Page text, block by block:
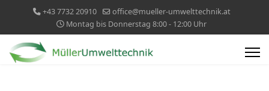
+43 7732 20910
office@mueller-umwelttechnik.at
Montag bis Donnerstag 8:00 - 12:00 Uhr